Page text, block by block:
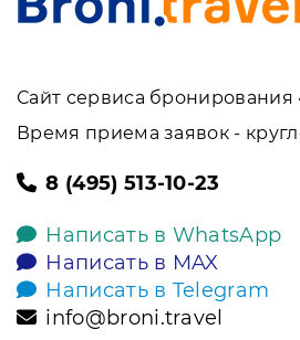
Сайт сервиса бронирования
Время приема заявок -
8 (495) 513-10-23
Написать в WhatsApp
Написать в MAX
Написать в Telegram
info@broni.travel